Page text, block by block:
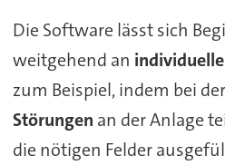
Die Software lässt sich
weitgehend an
zum Beispiel, indem bei
Störungen an der Anlage
die nötigen Felder